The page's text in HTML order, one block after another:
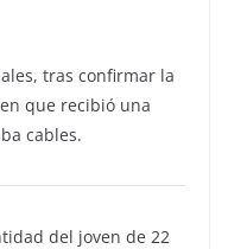
tras confirmar la
que recibió una
cables.
del joven de 22